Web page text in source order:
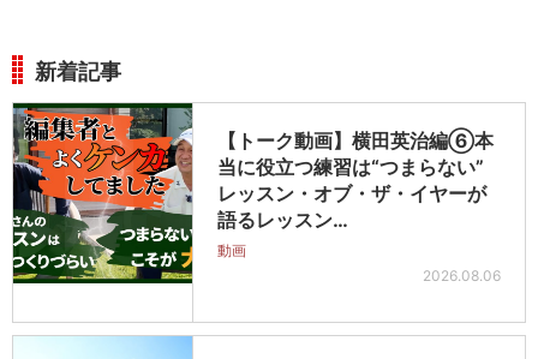
新着記事
【トーク動画】横田英治編⑥本
当に役立つ練習は“つまらない”
レッスン・オブ・ザ・イヤーが
語るレッスン…
動画
2026.08.06